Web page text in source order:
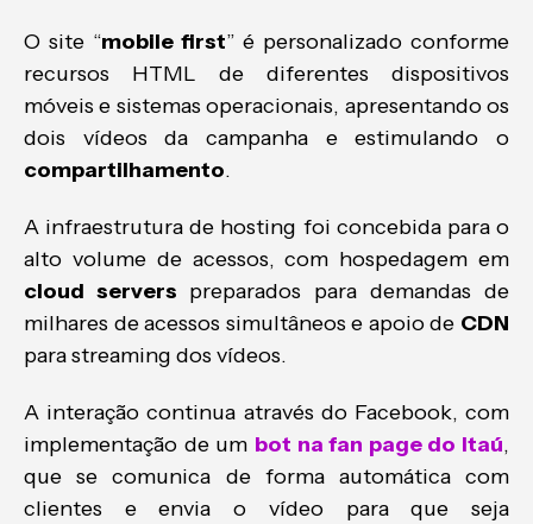
O site “mobile first” é personalizado conforme
recursos HTML de diferentes dispositivos
móveis e sistemas operacionais, apresentando os
dois vídeos da campanha e estimulando o
compartilhamento.
A infraestrutura de hosting foi concebida para o
alto volume de acessos, com hospedagem em
cloud servers preparados para demandas de
milhares de acessos simultâneos e apoio de CDN
para streaming dos vídeos.
A interação continua através do Facebook, com
implementação de um bot na fan page do Itaú,
que se comunica de forma automática com
clientes e envia o vídeo para que seja